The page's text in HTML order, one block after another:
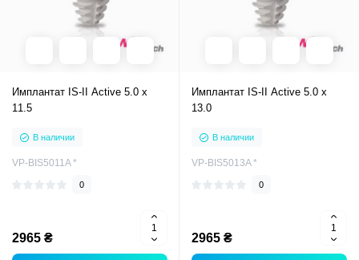
Имплантат IS-II Active 5.0 x
11.5
В наличии
VP-BIS5011A *
0
2965 ₴
Имплантат IS-II Active 5.0 x
13.0
В наличии
VP-BIS5013A *
0
2965 ₴